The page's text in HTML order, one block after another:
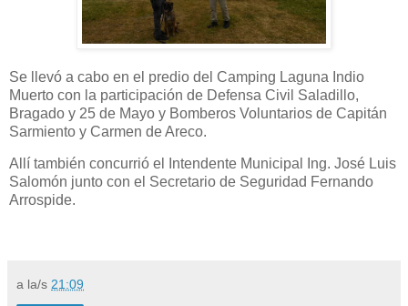
Se llevó a cabo en el predio del Camping Laguna Indio
Muerto con la participación de Defensa Civil Saladillo,
Bragado y 25 de Mayo y Bomberos Voluntarios de Capitán
Sarmiento y Carmen de Areco.
Allí también concurrió el Intendente Municipal Ing. José Luis
Salomón junto con el Secretario de Seguridad Fernando
Arrospide.
a la/s 21:09